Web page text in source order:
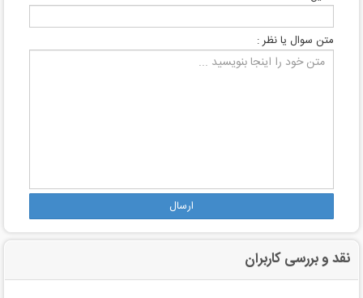
متن سوال یا نظر :
ارسال
نقد و بررسی کاربران